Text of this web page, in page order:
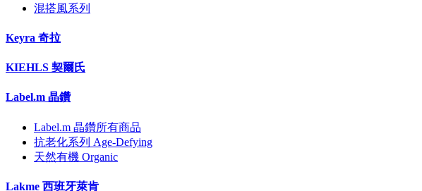
混搭風系列
Keyra 奇拉
KIEHLS 契爾氏
Label.m 晶鑽
Label.m 晶鑽所有商品
抗老化系列 Age-Defying
天然有機 Organic
Lakme 西班牙萊肯